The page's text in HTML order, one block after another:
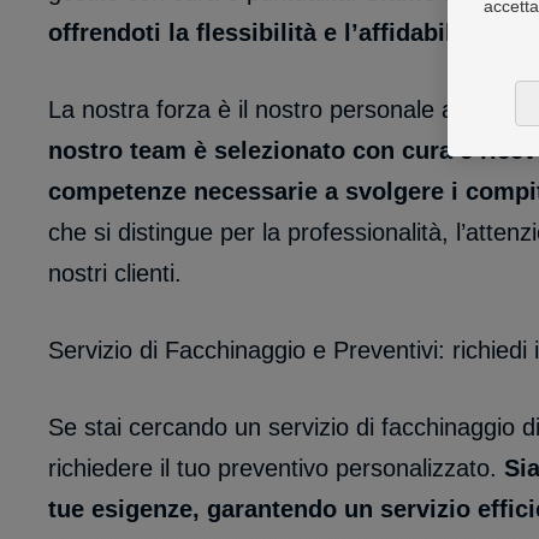
offrendoti la flessibilità e l’affidabilità di
La nostra forza è il nostro personale
nostro team è selezionato con cura e
competenze necessarie a svolgere i
che si distingue per la professionalità,
nostri clienti.
Servizio di Facchinaggio e Preventivi:
Se stai cercando un servizio di facchinaggio
richiedere il tuo preventivo personalizzato.
tue esigenze, garantendo un servizio